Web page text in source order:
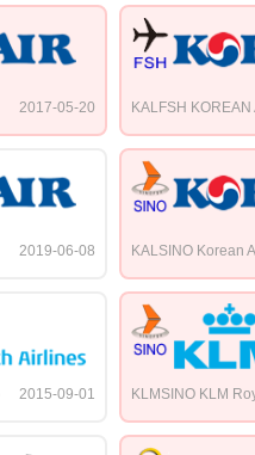
2017-05-20 KALFSH KOREAN
2019-06-08 KALSINO Korean
2015-09-01 KLMSINO KLM